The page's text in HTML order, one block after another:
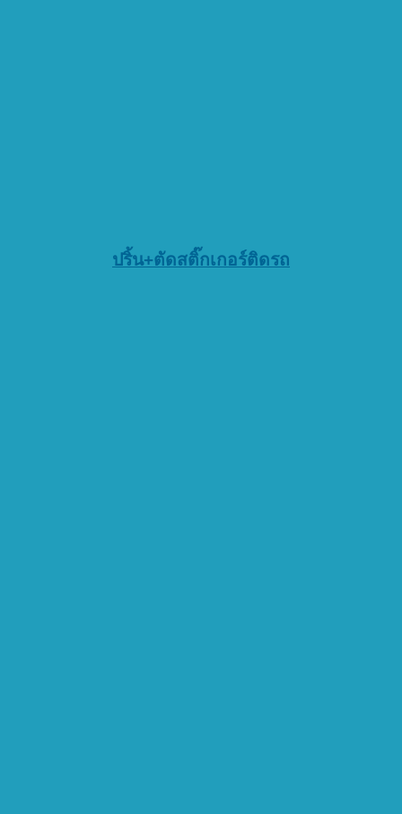
ปริ้น+ตัดสติ๊กเกอร์ติดรถ